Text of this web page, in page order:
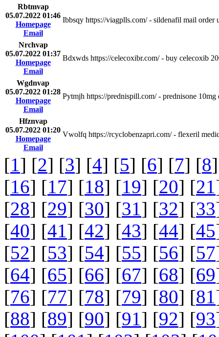
Rbtmvap
05.07.2022 01:46
Homepage
Email
Ibbsqy https://viagplls.com/ - sildenafil mail order
Nrchvap
05.07.2022 01:37
Homepage
Email
Bdxwds https://celecoxibr.com/ - buy celecoxib
Wgdnvap
05.07.2022 01:28
Homepage
Email
Pytmjh https://prednispill.com/ - prednisone
Hfznvap
05.07.2022 01:20
Homepage
Email
Vwolfq https://rcyclobenzapri.com/ - flexeril
[1] [2] [3] [4] [5] [6] [7] [8
[16] [17] [18] [19] [20] [21
[28] [29] [30] [31] [32] [33
[40] [41] [42] [43] [44] [45
[52] [53] [54] [55] [56] [57
[64] [65] [66] [67] [68] [69
[76] [77] [78] [79] [80] [81
[88] [89] [90] [91] [92] [93